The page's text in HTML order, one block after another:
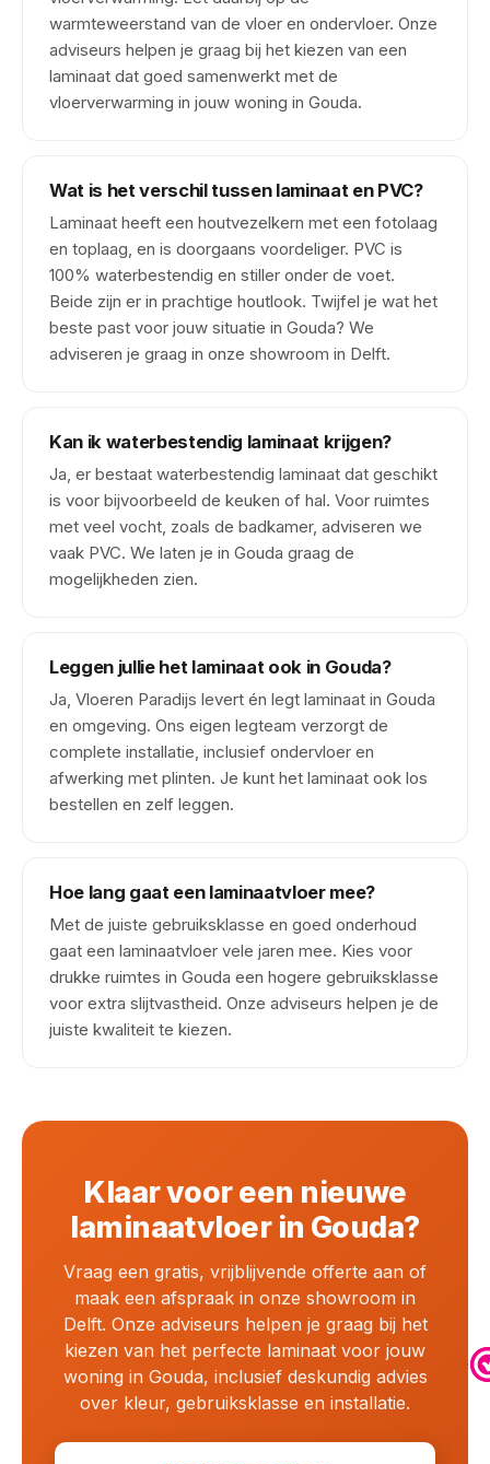
warmteweerstand van de vloer en ondervloer. Onze
adviseurs helpen je graag bij het kiezen van een
laminaat dat goed samenwerkt met de
vloerverwarming in jouw woning in Gouda.
Wat is het verschil tussen laminaat en PVC?
Laminaat heeft een houtvezelkern met een fotolaag
en toplaag, en is doorgaans voordeliger. PVC is
100% waterbestendig en stiller onder de voet.
Beide zijn er in prachtige houtlook. Twijfel je wat het
beste past voor jouw situatie in Gouda? We
adviseren je graag in onze showroom in Delft.
Kan ik waterbestendig laminaat krijgen?
Ja, er bestaat waterbestendig laminaat dat geschikt
is voor bijvoorbeeld de keuken of hal. Voor ruimtes
met veel vocht, zoals de badkamer, adviseren we
vaak PVC. We laten je in Gouda graag de
mogelijkheden zien.
Leggen jullie het laminaat ook in Gouda?
Ja, Vloeren Paradijs levert én legt laminaat in Gouda
en omgeving. Ons eigen legteam verzorgt de
complete installatie, inclusief ondervloer en
afwerking met plinten. Je kunt het laminaat ook los
bestellen en zelf leggen.
Hoe lang gaat een laminaatvloer mee?
Met de juiste gebruiksklasse en goed onderhoud
gaat een laminaatvloer vele jaren mee. Kies voor
drukke ruimtes in Gouda een hogere gebruiksklasse
voor extra slijtvastheid. Onze adviseurs helpen je de
juiste kwaliteit te kiezen.
Klaar voor een nieuwe
laminaatvloer in Gouda?
Vraag een gratis, vrijblijvende offerte aan of
maak een afspraak in onze showroom in
Delft. Onze adviseurs helpen je graag bij het
kiezen van het perfecte laminaat voor jouw
woning in Gouda, inclusief deskundig advies
over kleur, gebruiksklasse en installatie.